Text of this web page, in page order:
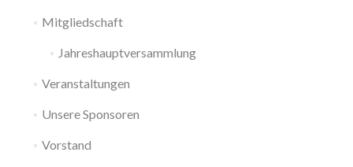
Mitgliedschaft
Jahreshauptversammlung
Veranstaltungen
Unsere Sponsoren
Vorstand